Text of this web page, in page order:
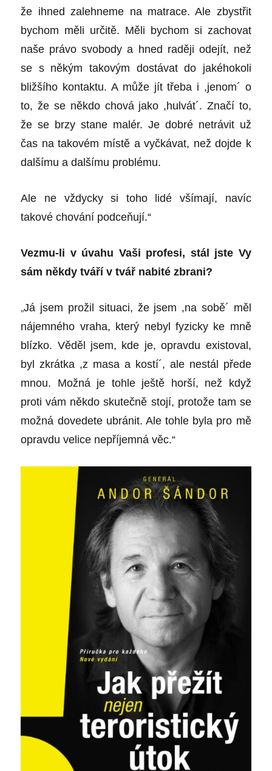
že ihned zalehneme na matrace. Ale zbystřit
bychom měli určitě. Měli bychom si zachovat
naše právo svobody a hned raději odejít, než
se s někým takovým dostávat do jakéhokoli
bližšího kontaktu. A může jít třeba i ,jenom´ o
to, že se někdo chová jako ,hulvát´. Značí to,
že se brzy stane malér. Je dobré netrávit už
čas na takovém místě a vyčkávat, než dojde k
dalšímu a dalšímu problému.
Ale ne vždycky si toho lidé všímají, navíc
takové chování podceňují.“
Vezmu-li v úvahu Vaši profesi, stál jste Vy
sám někdy tváří v tvář nabité zbrani?
„Já jsem prožil situaci, že jsem ,na sobě´ měl
nájemného vraha, který nebyl fyzicky ke mně
blízko. Věděl jsem, kde je, opravdu existoval,
byl zkrátka ,z masa a kostí´, ale nestál přede
mnou. Možná je tohle ještě horší, než když
proti vám někdo skutečně stojí, protože tam se
možná dovedete ubránit. Ale tohle byla pro mě
opravdu velice nepříjemná věc.“